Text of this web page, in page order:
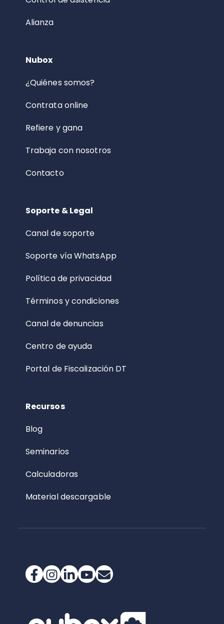
Alianza
Nubox
¿Quiénes somos?
Contrata online
Refiere y gana
Trabaja con nosotros
Contacto
Soporte & Legal
Canal de soporte
Soporte vía WhatsApp
Política de privacidad
Términos y condiciones
Canal de denuncias
Centro de ayuda
Portal de Fiscalización DT
Recursos
Blog
Seminarios
Calculadoras
Material descargable